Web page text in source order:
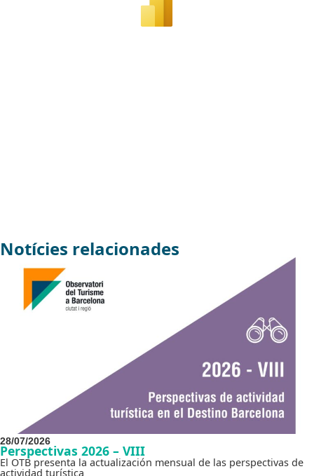
Notícies relacionades
28/07/2026
Perspectivas 2026 – VIII
El OTB presenta la actualización mensual de las perspectivas de
actividad turística